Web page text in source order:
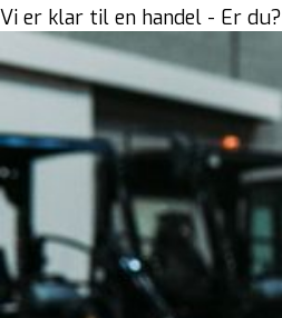
Vi er klar til en handel - Er du?